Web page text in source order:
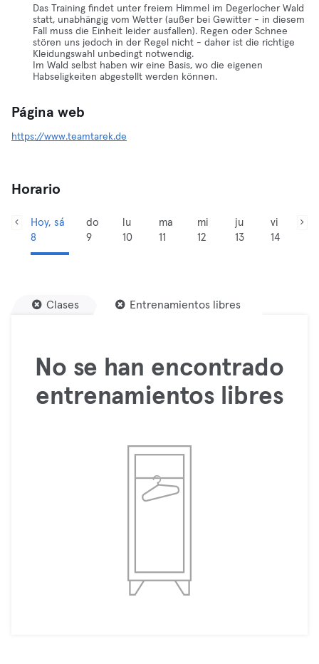
Das Training findet unter freiem Himmel im Degerlocher Wald
statt, unabhängig vom Wetter (außer bei Gewitter - in diesem
Fall muss die Einheit leider ausfallen). Regen oder Schnee
stören uns jedoch in der Regel nicht - daher ist die richtige
Kleidungswahl unbedingt notwendig.
Im Wald selbst haben wir eine Basis, wo die eigenen
Habseligkeiten abgestellt werden können.
Página web
https://www.teamtarek.de
Horario
Hoy, sá
8
do
9
lu
10
ma
11
mi
12
ju
13
vi
14
Clases Entrenamientos libres
No se han encontrado
entrenamientos libres